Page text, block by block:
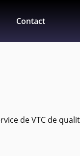
Contact
de VTC de